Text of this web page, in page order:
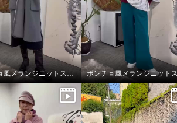
ポンチョ風メランジニットストール